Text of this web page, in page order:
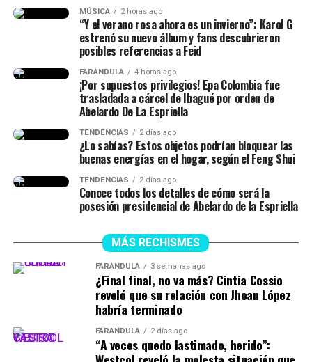
MÚSICA 2 horas ago
“Y el verano rosa ahora es un invierno”: Karol G
estrenó su nuevo álbum y fans descubrieron
posibles referencias a Feid
FARÁNDULA 4 horas ago
¡Por supuestos privilegios! Epa Colombia fue
trasladada a cárcel de Ibagué por orden de
Abelardo De La Espriella
TENDENCIAS 2 días ago
¿Lo sabías? Estos objetos podrían bloquear las
buenas energías en el hogar, según el Feng Shui
TENDENCIAS 2 días ago
Conoce todos los detalles de cómo será la
posesión presidencial de Abelardo de la Espriella
MÁS RECHISMES
FARÁNDULA 3 semanas ago
¿Final final, no va más? Cintia Cossio
reveló que su relación con Jhoan López
habría terminado
FARÁNDULA 2 días ago
“A veces quedo lastimado, herido”: